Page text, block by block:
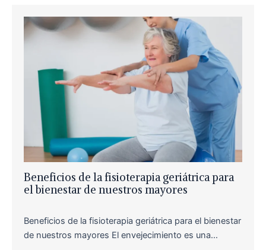
Beneficios de la fisioterapia geriátrica para
el bienestar de nuestros mayores
Beneficios de la fisioterapia geriátrica para el bienestar
de nuestros mayores El envejecimiento es una…